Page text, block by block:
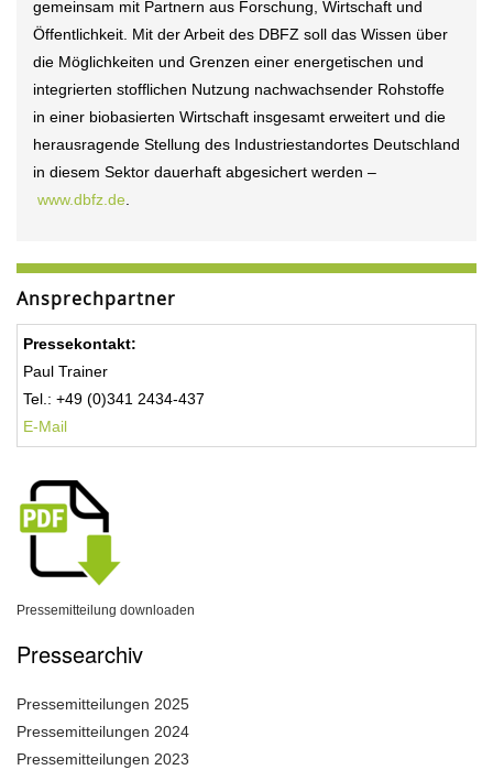
gemeinsam mit Partnern aus Forschung, Wirtschaft und
Öffentlichkeit. Mit der Arbeit des DBFZ soll das Wissen über
die Möglichkeiten und Grenzen einer energetischen und
integrierten stofflichen Nutzung nachwachsender Rohstoffe
in einer biobasierten Wirtschaft insgesamt erweitert und die
herausragende Stellung des Industriestandortes Deutschland
in diesem Sektor dauerhaft abgesichert werden –
www.dbfz.de
Ansprechpartner
Pressekontakt:
Paul Trainer
Tel.: +49 (0)341 2434-437
E-Mail
Pressemitteilung downloaden
Pressearchiv
Pressemitteilungen 2025
Pressemitteilungen 2024
Pressemitteilungen 2023